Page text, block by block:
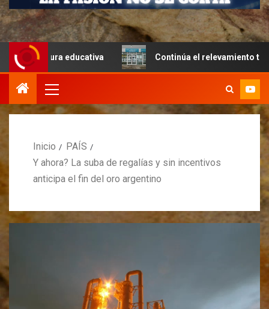
educativa Continúa el relevamiento técnico en
Inicio
PAÍS
Y ahora? La suba de regalías y sin incentivos
anticipa el fin del oro argentino